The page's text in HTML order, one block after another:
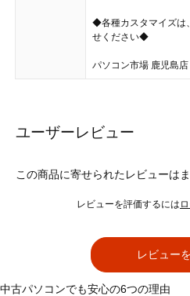
◆各種カスタマイズは
せください◆
パソコン市場 鹿児島
ユーザーレビュー
この商品に寄せられたレビューは
レビューを評価するには
レビュー
中古パソコンでも安心の6つの理由